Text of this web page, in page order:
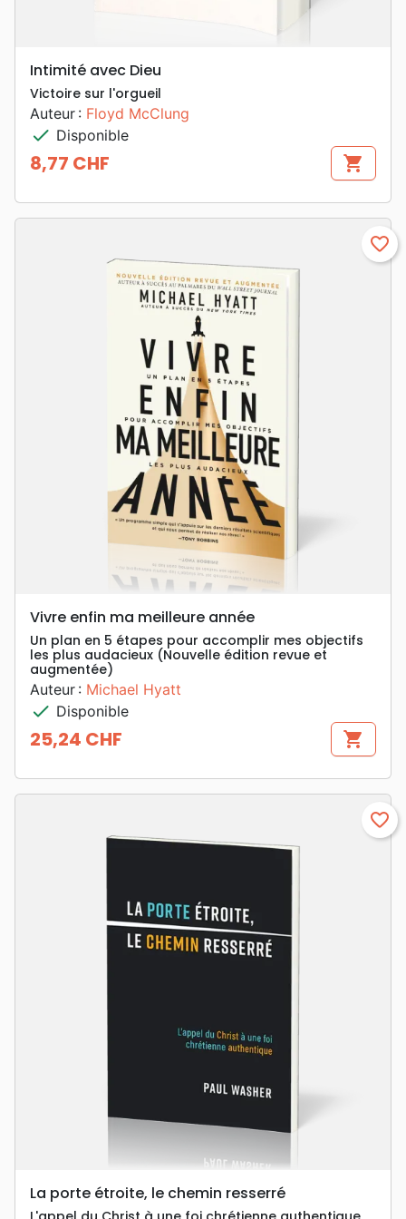
Intimité avec Dieu
Victoire sur l'orgueil
Auteur : Floyd McClung
check Disponible
Prix
8,77 CHF shopping_cart
favorite_border
Vivre enfin ma meilleure année
Un plan en 5 étapes pour accomplir mes objectifs
les plus audacieux (Nouvelle édition revue et
augmentée)
Auteur : Michael Hyatt
check Disponible
Prix
25,24 CHF shopping_cart
favorite_border
La porte étroite, le chemin resserré